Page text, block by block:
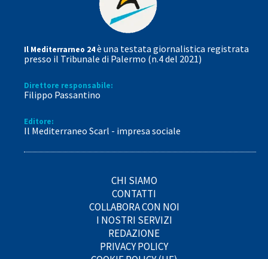
Il Mediterrarneo 24è una testata giornalistica registrata
presso il Tribunale di Palermo (n.4 del 2021)
Direttore responsabile:
Filippo Passantino
Editore:
Il Mediterraneo Scarl - impresa sociale
CHI SIAMO
CONTATTI
COLLABORA CON NOI
I NOSTRI SERVIZI
REDAZIONE
PRIVACY POLICY